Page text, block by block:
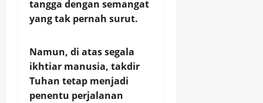
tangga dengan semangat
yang tak pernah surut.
Namun, di atas segala
ikhtiar manusia, takdir
Tuhan tetap menjadi
penentu perjalanan